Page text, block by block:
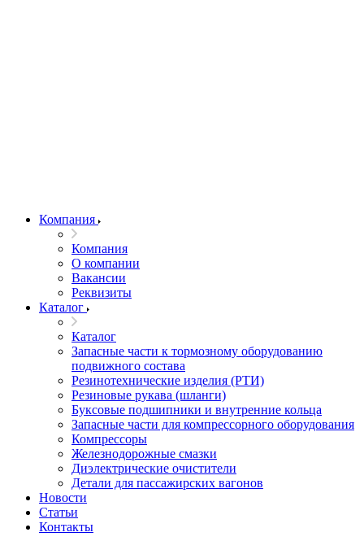
Компания
Компания
О компании
Вакансии
Реквизиты
Каталог
Каталог
Запасные части к тормозному оборудованию
подвижного состава
Резинотехнические изделия (РТИ)
Резиновые рукава (шланги)
Буксовые подшипники и внутренние кольца
Запасные части для компрессорного оборудования
Компрессоры
Железнодорожные смазки
Диэлектрические очистители
Детали для пассажирских вагонов
Новости
Статьи
Контакты